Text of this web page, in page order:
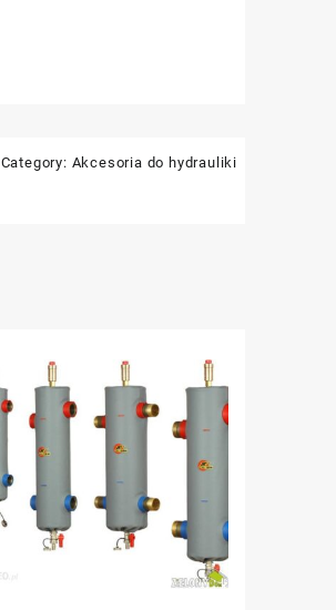
Category: Akcesoria do hydrauliki